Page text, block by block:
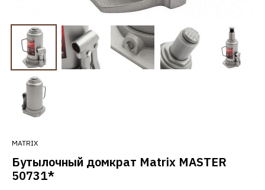
MATRIX
Бутылочный домкрат Matrix MASTER
50731*